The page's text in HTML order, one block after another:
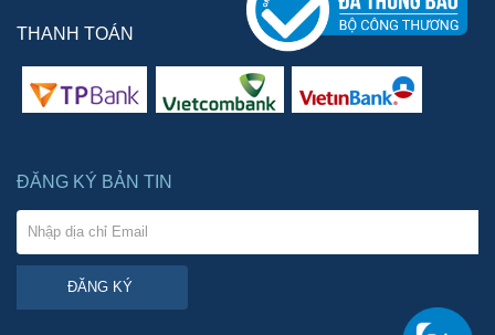
THANH TOÁN
ĐĂNG KÝ BẢN TIN
ĐĂNG KÝ